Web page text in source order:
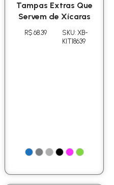
Tampas Extras Que
Servem de Xícaras
R$ 68.39
SKU: XB-
KIT18639